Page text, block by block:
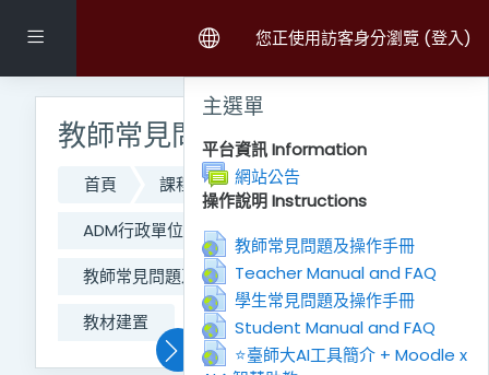
側板 您正使用訪客身分瀏覽 (登入)
教師常見問題及操作手冊
首頁 課程
111學年度第二學期課程
ADM行政單位
教師常見問題及操作手冊
置頂區
教材建置
主選單
平台資訊 Information
網站公告
操作說明 Instructions
教師常見問題及操作手冊
Teacher Manual and FAQ
學生常見問題及操作手冊
Student Manual and FAQ
⭐臺師大AI工具簡介 + Moodle x